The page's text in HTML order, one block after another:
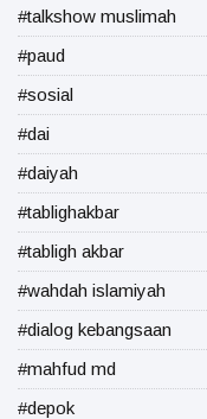
#talkshow muslimah
#paud
#sosial
#dai
#daiyah
#tablighakbar
#tabligh akbar
#wahdah islamiyah
#dialog kebangsaan
#mahfud md
#depok